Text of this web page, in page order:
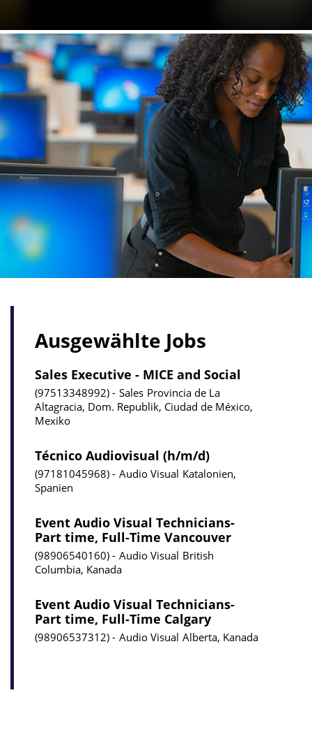
Ausgewählte Jobs
Sales Executive - MICE and Social
97513348992 Sales Provincia de La
Altagracia, Dom. Republik, Ciudad de México,
Mexiko
Técnico Audiovisual (h/m/d)
97181045968 Audio Visual Katalonien,
Spanien
Event Audio Visual Technicians-
Part time, Full-Time Vancouver
98906540160 Audio Visual British
Columbia, Kanada
Event Audio Visual Technicians-
Part time, Full-Time Calgary
98906537312 Audio Visual Alberta, Kanada